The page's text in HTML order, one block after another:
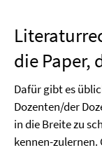
die Paper,
Dafür gibt es
Dozenten/der
in die Breite zu
kennen-